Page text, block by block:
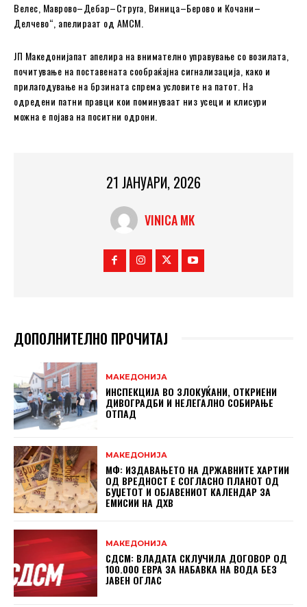
Велес, Маврово–Дебар–Струга, Виница–Берово и Кочани–
Делчево“, апелираат од АМСМ.
ЈП Македонијапат апелира на внимателно управување со возилата,
почитување на поставената сообраќајна сигнализација, како и
прилагодување на брзината спрема условите на патот. На
одредени патни правци кои поминуваат низ усеци и клисури
можна е појава на поситни одрони.
21 ЈАНУАРИ, 2026
VINICA MK
ДОПОЛНИТЕЛНО ПРОЧИТАЈ
МАКЕДОНИЈА
ИНСПЕКЦИЈА ВО ЗЛОКУЌАНИ, ОТКРИЕНИ
ДИВОГРАДБИ И НЕЛЕГАЛНО СОБИРАЊЕ
ОТПАД
МАКЕДОНИЈА
МФ: ИЗДАВАЊЕТО НА ДРЖАВНИТЕ ХАРТИИ
ОД ВРЕДНОСТ Е СОГЛАСНО ПЛАНОТ ОД
БУЏЕТОТ И ОБЈАВЕНИОТ КАЛЕНДАР ЗА
ЕМИСИИ НА ДХВ
МАКЕДОНИЈА
СДСМ: ВЛАДАТА СКЛУЧИЛА ДОГОВОР ОД
100.000 ЕВРА ЗА НАБАВКА НА ВОДА БЕЗ
ЈАВЕН ОГЛАС